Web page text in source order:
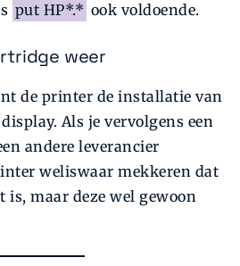
put HP*.* ook voldoende.
weer
de printer de installatie van
Als je vervolgens een
andere leverancier
weliswaar mekkeren dat
is, maar deze wel gewoon